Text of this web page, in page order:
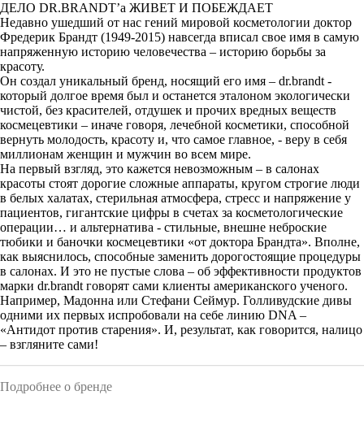
ДЕЛО DR.BRANDT’а ЖИВЕТ И ПОБЕЖДАЕТ
Недавно ушедший от нас гений мировой косметологии доктор
Фредерик Брандт (1949-2015) навсегда вписал свое имя в самую
напряженную историю человечества – историю борьбы за
красоту.
Он создал уникальный бренд, носящий его имя – dr.brandt -
который долгое время был и останется эталоном экологически
чистой, без красителей, отдушек и прочих вредных веществ
космецевтики – иначе говоря, лечебной косметики, способной
вернуть молодость, красоту и, что самое главное, - веру в себя
миллионам женщин и мужчин во всем мире.
На первый взгляд, это кажется невозможным – в салонах
красоты стоят дорогие сложные аппараты, кругом строгие люди
в белых халатах, стерильная атмосфера, стресс и напряжение у
пациентов, гигантские цифры в счетах за косметологические
операции… и альтернатива - стильные, внешне неброские
тюбики и баночки космецевтики «от доктора Брандта». Вполне,
как выяснилось, способные заменить дорогостоящие процедуры
в салонах. И это не пустые слова – об эффективности продуктов
марки dr.brandt говорят сами клиенты американского ученого.
Например, Мадонна или Стефани Сеймур. Голливудские дивы
одними их первых испробовали на себе линию DNA –
«Антидот против старения». И, результат, как говорится, налицо
– взгляните сами!
Подробнее о бренде